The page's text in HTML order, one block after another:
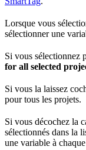
Lorsque vous
sélectionner une
Si vous sélectionnez
for all selected
Si vous la laissez
pour tous les projets.
Si vous décochez la
sélectionnés dans la
une variable à